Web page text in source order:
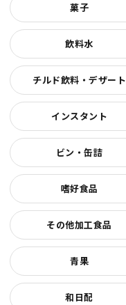
菓子
飲料水
チルド飲料・デザート
インスタント
ビン・缶詰
嗜好食品
その他加工食品
青果
和日配